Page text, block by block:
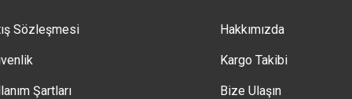
Sözleşmesi
Şartları
Hakkımızda
Kargo Takibi
Bize Ulaşın